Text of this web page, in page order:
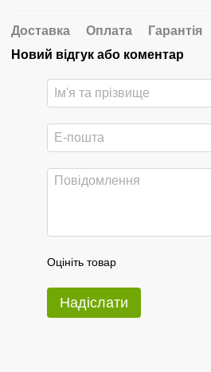
Доставка Оплата Гарантія
Новий відгук або коментар
Оцініть товар
Надіслати